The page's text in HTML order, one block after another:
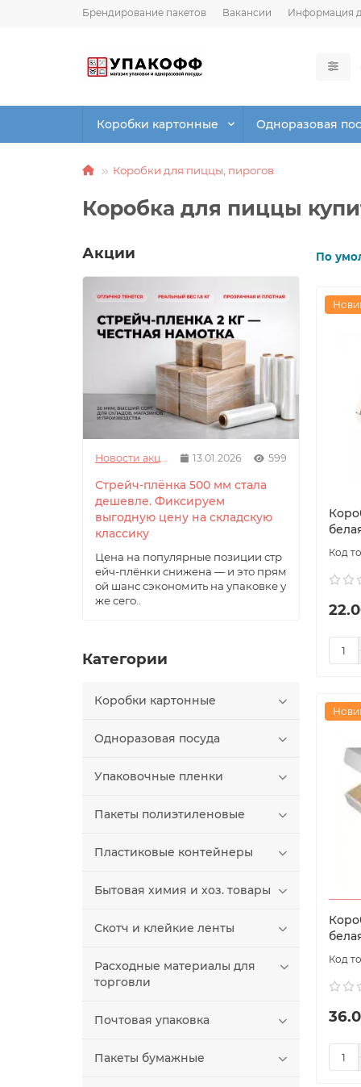
Брендирование пакетов Вакансии Информация
Коробки картонные Одноразовая
Коробки для пиццы, пирогов
Коробка для пиццы
Акции
Новости акции 13.01.2026 599
Стрейч-плёнка 500 мм стала
дешевле. Фиксируем
выгодную цену на складскую
классику
Цена на популярные позиции стр
ейч-плёнки снижена — и это прям
ой шанс сэкономить на упаковке у
же сего..
Категории
Коробки картонные
Одноразовая посуда
Упаковочные пленки
Пакеты полиэтиленовые
Пластиковые контейнеры
Бытовая химия и хоз. товары
Скотч и клейкие ленты
Расходные материалы для
торговли
Почтовая упаковка
Пакеты бумажные
По